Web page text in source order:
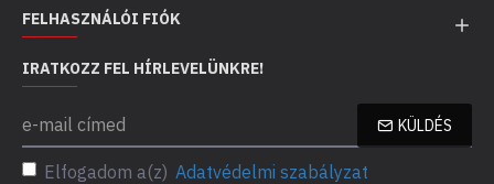
FELHASZNÁLÓI FIÓK
IRATKOZZ FEL HÍRLEVELÜNKRE!
KÜLDÉS
Elfogadom a(z) Adatvédelmi szabályzat